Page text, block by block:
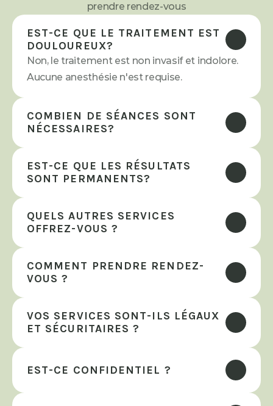
prendre rendez-vous
EST-CE QUE LE TRAITEMENT EST
DOULOUREUX?
Non, le traitement est non invasif et indolore.
Aucune anesthésie n'est requise.
COMBIEN DE SÉANCES SONT
NÉCESSAIRES?
EST-CE QUE LES RÉSULTATS
SONT PERMANENTS?
QUELS AUTRES SERVICES
OFFREZ-VOUS ?
COMMENT PRENDRE RENDEZ-
VOUS ?
VOS SERVICES SONT-ILS LÉGAUX
ET SÉCURITAIRES ?
EST-CE CONFIDENTIEL ?